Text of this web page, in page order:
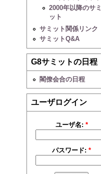
2000年以降のサミ
ット
サミット関係リンク
サミットQ&A
G8サミットの日程
閣僚会合の日程
ユーザログイン
ユーザ名: *
パスワード:*